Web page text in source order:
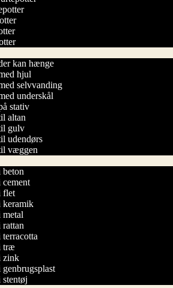
kan hænge
hjul
selvvanding
underskål
stativ
altan
gulv
udendørs
væggen
beton
flet
keramik
træ
zink